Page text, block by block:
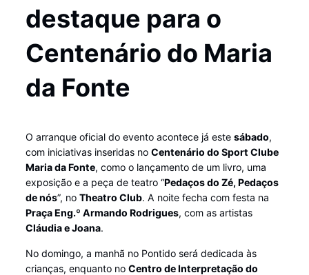
destaque para o
Centenário do Maria
da Fonte
O arranque oficial do evento acontece já este sábado,
com iniciativas inseridas no Centenário do Sport Clube
Maria da Fonte, como o lançamento de um livro, uma
exposição e a peça de teatro “Pedaços do Zé, Pedaços
de nós”, no Theatro Club. A noite fecha com festa na
Praça Eng.º Armando Rodrigues, com as artistas
Cláudia e Joana.
No domingo, a manhã no Pontido será dedicada às
crianças, enquanto no Centro de Interpretação do